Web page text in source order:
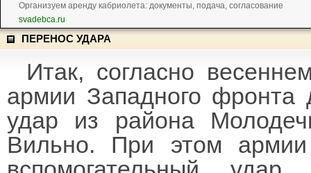
Организуем аренду кабриолета: документы, подача, согласование
svadebca.ru
ПЕРЕНОС УДАРА
Итак, согласно
армии Западного фронта
удар из района
Вильно. При этом